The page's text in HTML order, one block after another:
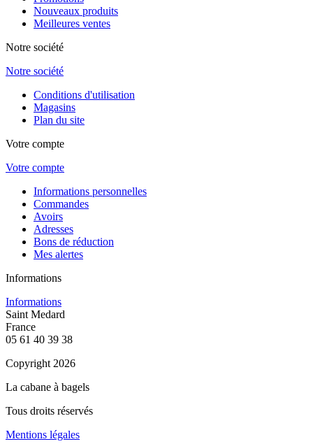
Nouveaux produits
Meilleures ventes
Notre société
Notre société
Conditions d'utilisation
Magasins
Plan du site
Votre compte
Votre compte
Informations personnelles
Commandes
Avoirs
Adresses
Bons de réduction
Mes alertes
Informations
Informations
Saint Medard
France
05 61 40 39 38
Copyright 2026
La cabane à bagels
Tous droits réservés
Mentions légales